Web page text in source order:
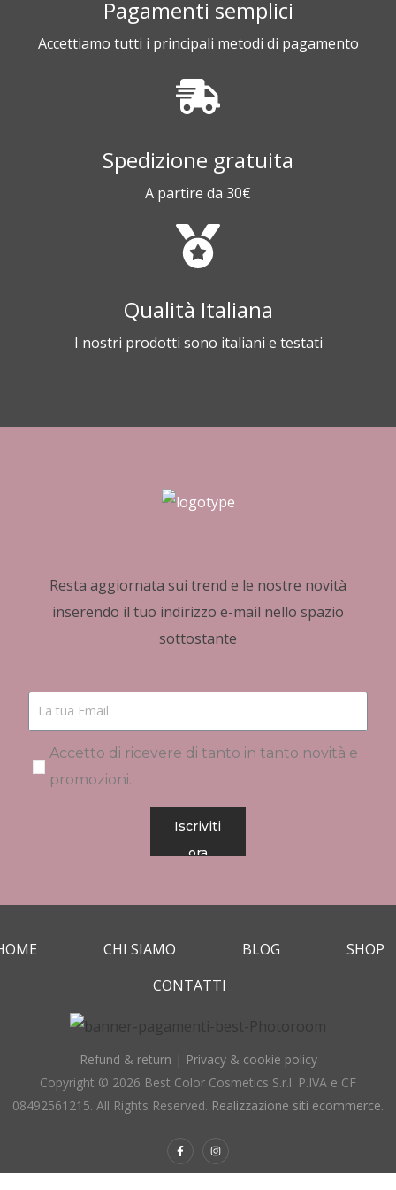
Pagamenti semplici
Accettiamo tutti i principali metodi di pagamento
Spedizione gratuita
A partire da 30€
Qualità Italiana
I nostri prodotti sono italiani e testati
Resta aggiornata sui trend e le nostre novità
inserendo il tuo indirizzo e-mail nello spazio
sottostante
Accetto di ricevere di tanto in tanto novità e
promozioni.
Iscriviti
ora
CHI SIAMO BLOG
SHOP
CONTATTI
Refund & return | Privacy & cookie policy
Copyright © 2026 Best Color Cosmetics S.r.l. P.IVA e CF
08492561215. All Rights Reserved. Realizzazione siti ecommerce.